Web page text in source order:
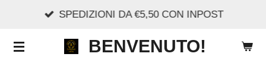
contenuto
BENVENUTO!
SPEDIZIONI DA €5,50 CON INPOST